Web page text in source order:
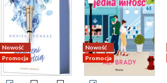
Nowość
Promocja
Nowość
Promocja